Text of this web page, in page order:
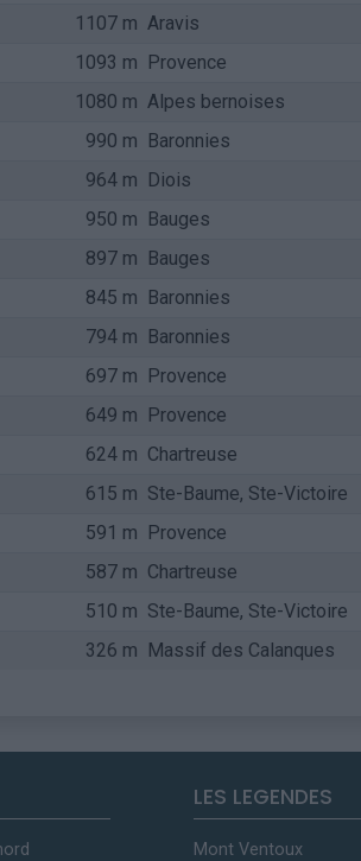
1107 m Aravis
1093 m Provence
1080 m Alpes bernoises
990 m Baronnies
964 m Diois
950 m Bauges
897 m Bauges
845 m Baronnies
794 m Baronnies
697 m Provence
649 m Provence
624 m Chartreuse
615 m Ste-Baume, Ste-Victoire
591 m Provence
587 m Chartreuse
510 m Ste-Baume, Ste-Victoire
326 m Massif des Calanques
LES LEGENDES
Mont Ventoux